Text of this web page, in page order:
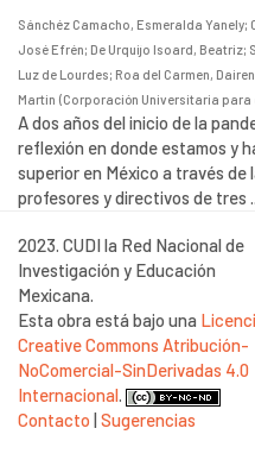
Sánchéz Camacho, Esmeralda Yanely;
José Efrén; De Urquijo Isoard, Beatriz;
Luz de Lourdes; Roa del Carmen, Dairen
Martin (Corporación Universitaria para
A dos años del inicio de la
reflexión en donde estamos y
superior en México a través de
profesores y directivos de tres
2023. CUDI la Red Nacional de
Investigación y Educación
Mexicana.
Esta obra está bajo una
Creative Commons Atribución-
NoComercial-SinDerivadas 4.0
Internacional.
Contacto |Sugerencias